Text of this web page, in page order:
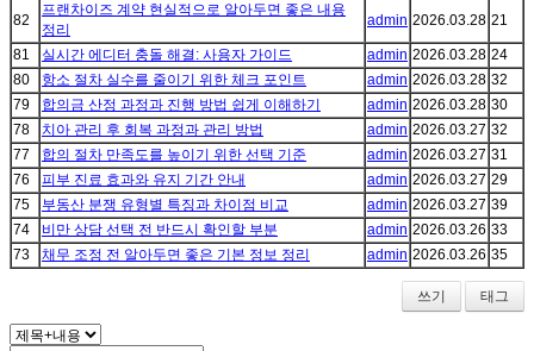
82
프랜차이즈 계약 현실적으로 알아두면 좋은 내용
정리
admin 2026.03.28 21
81 실시간 에디터 충돌 해결: 사용자 가이드 admin 2026.03.28 24
80
항소 절차 실수를 줄이기 위한 체크 포인트 admin 2026.03.28 32
79
합의금 산정 과정과 진행 방법 쉽게 이해하기 admin 2026.03.28 30
78
치아 관리 후 회복 과정과 관리 방법 admin 2026.03.27 32
77
합의 절차 만족도를 높이기 위한 선택 기준 admin 2026.03.27 31
76
피부 진료 효과와 유지 기간 안내 admin 2026.03.27 29
75
부동산 분쟁 유형별 특징과 차이점 비교 admin 2026.03.27 39
74
비만 상담 선택 전 반드시 확인할 부분 admin 2026.03.26 33
73
채무 조정 전 알아두면 좋은 기본 정보 정리 admin 2026.03.26 35
쓰기 태그